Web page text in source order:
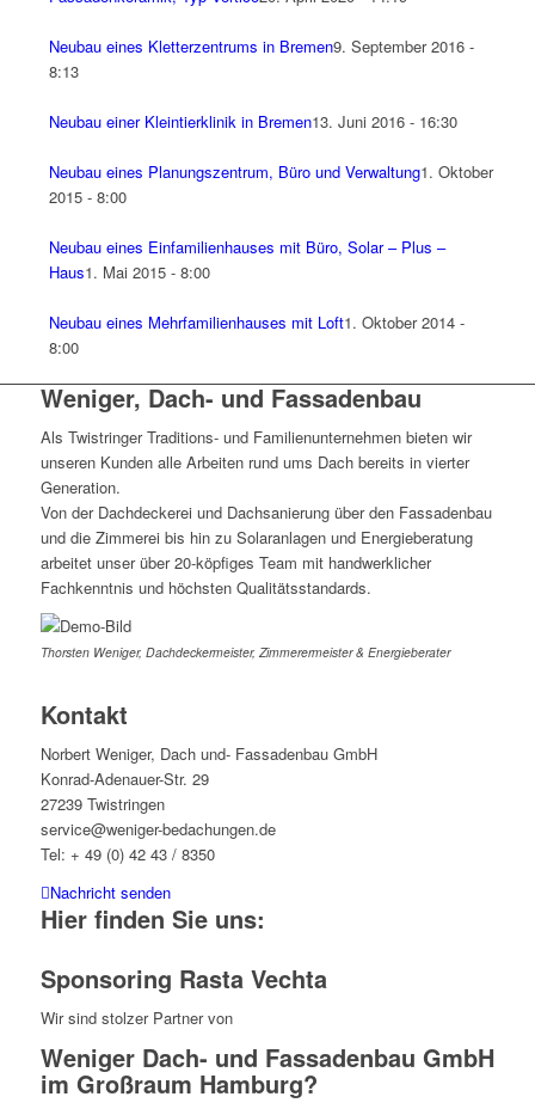
Neubau eines Kletterzentrums in Bremen9. September 2016 -
8:13
Neubau einer Kleintierklinik in Bremen13. Juni 2016 - 16:30
Neubau eines Planungszentrum, Büro und Verwaltung1. Oktober
2015 - 8:00
Neubau eines Einfamilienhauses mit Büro, Solar – Plus –
Haus1. Mai 2015 - 8:00
Neubau eines Mehrfamilienhauses mit Loft1. Oktober 2014 -
8:00
Weniger, Dach- und Fassadenbau
Als Twistringer Traditions- und Familienunternehmen bieten wir
unseren Kunden alle Arbeiten rund ums Dach bereits in vierter
Generation.
Von der Dachdeckerei und Dachsanierung über den Fassadenbau
und die Zimmerei bis hin zu Solaranlagen und Energieberatung
arbeitet unser über 20-köpfiges Team mit handwerklicher
Fachkenntnis und höchsten Qualitätsstandards.
Thorsten Weniger, Dachdeckermeister, Zimmerermeister & Energieberater
Kontakt
Norbert Weniger, Dach und- Fassadenbau GmbH
Konrad-Adenauer-Str. 29
27239 Twistringen
service@weniger-bedachungen.de
Tel: + 49 (0) 42 43 / 8350
Nachricht senden
Hier finden Sie uns:
Sponsoring Rasta Vechta
Wir sind stolzer Partner von
Weniger Dach- und Fassadenbau GmbH
im Großraum Hamburg?